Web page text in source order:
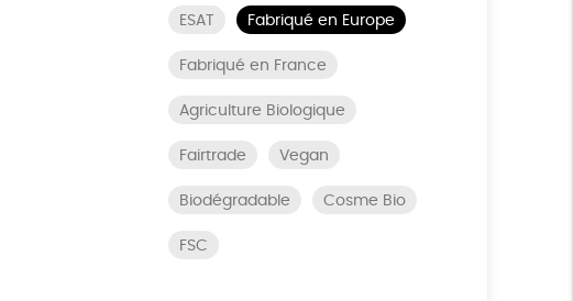
ESAT Fabriqué en Europe
Fabriqué en France
Agriculture Biologique
Fairtrade Vegan
Biodégradable Cosme Bio
FSC